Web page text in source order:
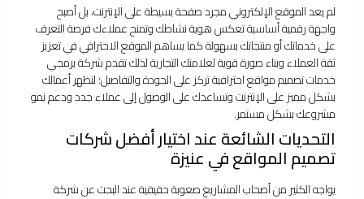
لم يعد الموقع الإلكتروني مجرد صفحة بسيطة على الإنترنت، بل أصبح
واجهة رقمية أساسية تعكس هوية نشاطك وتمنح عملاءك فرصة التعرف
على خدماتك أو منتجاتك بسهولة كما يساهم الموقع الاحترافي في تعزيز
ثقة العملاء وبناء صورة قوية لعلامتك التجارية لذلك تقدم شركة برمجي
خدمات تصميم مواقع احترافية تركز على الجودة والتفاصيل؛ لتظهر أعمالك
بشكل مميز على الإنترنت وتساعدك على الوصول إلى عملاء جدد ودعم نمو
مشروعك بشكل مستمر.
التحديات الشائعة عند اختيار أفضل شركات
تصميم المواقع في عنيزة
يواجه الكثير من أصحاب المشاريع صعوبة حقيقية عند البحث عن شركة